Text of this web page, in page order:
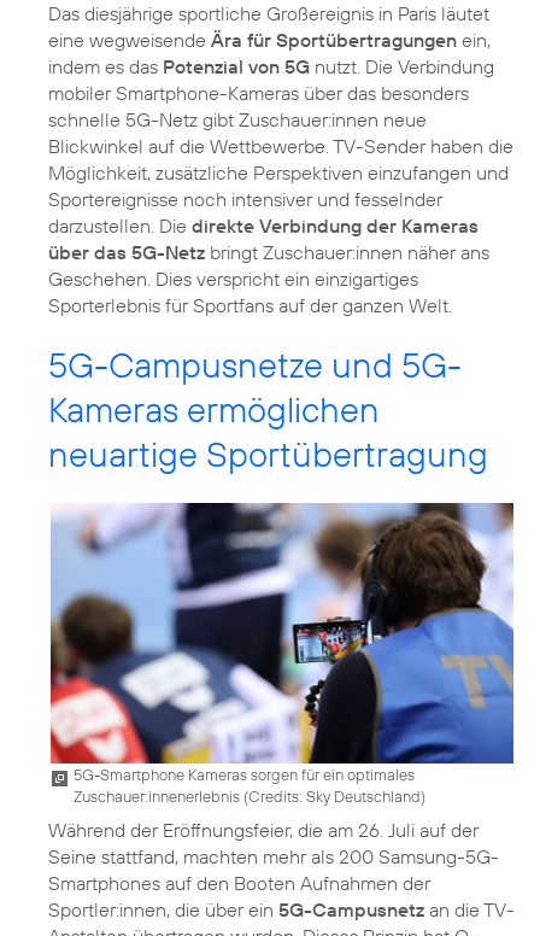
Das diesjährige sportliche Großereignis in Paris läutet
eine wegweisende Ära für Sportübertragungen ein,
indem es das Potenzial von 5G nutzt. Die Verbindung
mobiler Smartphone-Kameras über das besonders
schnelle 5G-Netz gibt Zuschauer:innen neue
Blickwinkel auf die Wettbewerbe. TV-Sender haben die
Möglichkeit, zusätzliche Perspektiven einzufangen und
Sportereignisse noch intensiver und fesselnder
darzustellen. Die direkte Verbindung der Kameras
über das 5G-Netz bringt Zuschauer:innen näher ans
Geschehen. Dies verspricht ein einzigartiges
5G-Campusnetze und 5G-
Kameras ermöglichen
neuartige Sportübertragung
5G-Smartphone Kameras sorgen für ein optimales
Zuschauer:innenerlebnis (Credits: Sky Deutschland)
Während der Eröffnungsfeier, die am 26. Juli auf der
Seine stattfand, machten mehr als 200 Samsung-5G-
Smartphones auf den Booten Aufnahmen der
Sportler:innen, die über ein 5G-Campusnetz an die TV-